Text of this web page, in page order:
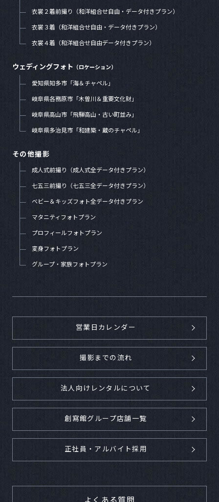
衣裳２着前撮り（和洋組合せ自由・データ付きプラン）
衣裳３着（和洋組合せ自由・データ付きプラン）
衣裳４着（和洋組合せ自由データ付きプラン）
ウェディングフォト （ロケーション）
愛知県知多市「海＆チャペル」
岐阜県各務原市「木曽川＆重要文化財」
岐阜県高山市「飛騨高山・古い町並み」
岐阜県多治見市「和建築・蔵のチャペル」
その他撮影
成人式前撮り（成人式全データ付きプラン）
七五三前撮り（七五三全データ付きプラン）
ベビー＆キッズフォト全データ付きプラン
マタニティフォトプラン
プロフィールフォトプラン
変身フォトプラン
グループ・家族フォトプラン
営業日カレンダー
撮影までの流れ
法人向けレンタルについて
創寫館グループ店舗一覧
正社員・アルバイト採用
よくある質問